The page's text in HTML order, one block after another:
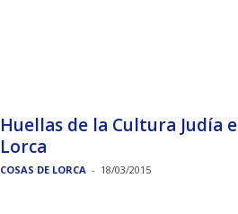
Huellas de la Cultura Judía
Lorca
COSAS DE LORCA - 18/03/2015